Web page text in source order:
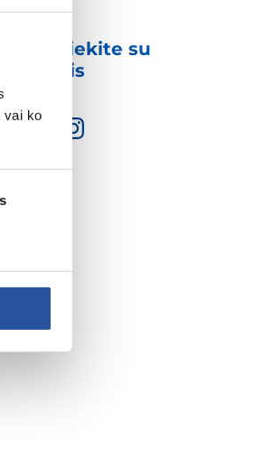
vai ko
Susisiekite su
mumis